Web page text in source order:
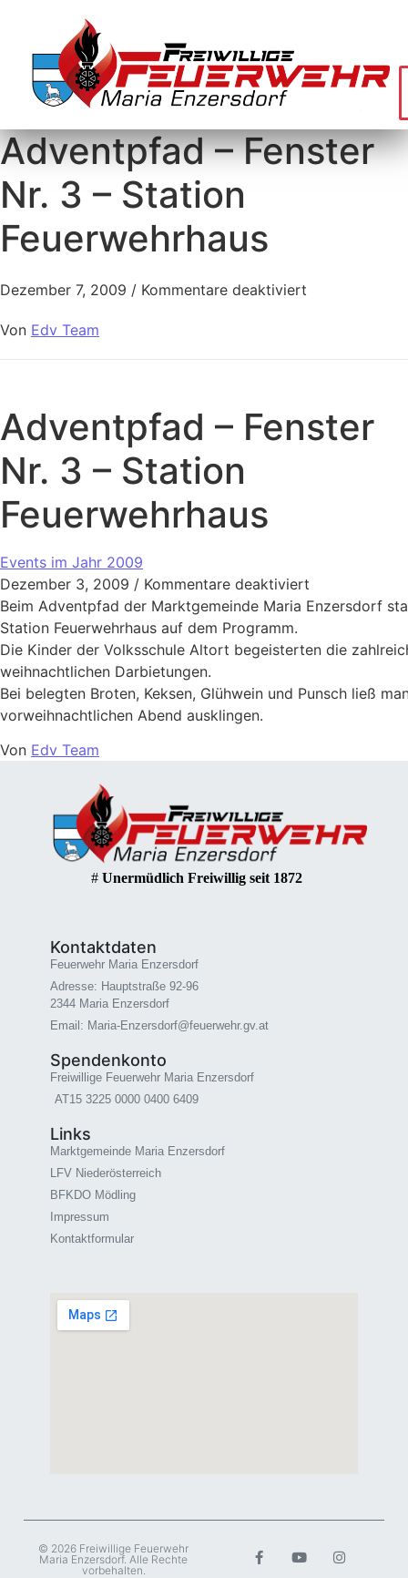
Adventpfad – Fenster
Nr. 3 – Station
Feuerwehrhaus
Dezember 7, 2009 / Kommentare deaktiviert
Von Edv Team
Adventpfad – Fenster
Nr. 3 – Station
Feuerwehrhaus
Events im Jahr 2009
Dezember 3, 2009 / Kommentare deaktiviert
Beim Adventpfad der Marktgemeinde Maria Enzersdorf
Station Feuerwehrhaus auf dem Programm.
Die Kinder der Volksschule Altort begeisterten die
weihnachtlichen Darbietungen.
Bei belegten Broten, Keksen, Glühwein und Punsch ließ
vorweihnachtlichen Abend ausklingen.
Von Edv Team
# Unermüdlich Freiwillig seit 1872
Kontaktdaten
Feuerwehr Maria Enzersdorf
Adresse: Hauptstraße 92-96
2344 Maria Enzersdorf
Email: Maria-Enzersdorf@feuerwehr.gv.at
Spendenkonto
Freiwillige Feuerwehr Maria Enzersdorf
AT15 3225 0000 0400 6409
Links
Marktgemeinde Maria Enzersdorf
LFV Niederösterreich
BFKDO Mödling
Impressum
Kontaktformular
© 2026 Freiwillige Feuerwehr
Maria Enzersdorf. Alle Rechte
vorbehalten.